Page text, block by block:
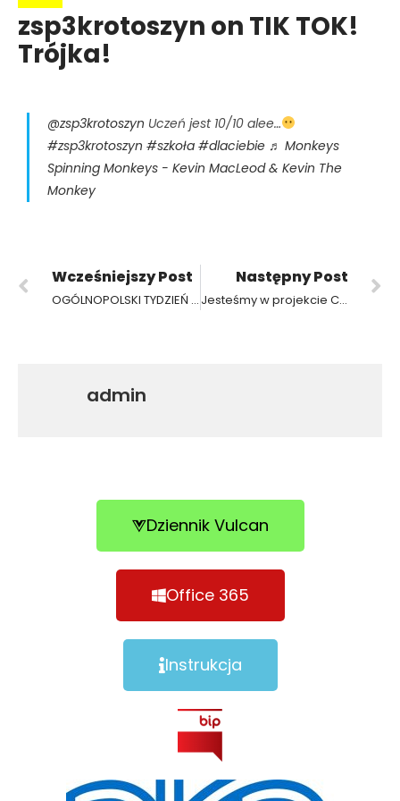
zsp3krotoszyn on TIK TOK!
Trójka!
@zsp3krotoszyn Uczeń jest 10/10 alee…
#zsp3krotoszyn #szkoła #dlaciebie ♬ Monkeys
Spinning Monkeys - Kevin MacLeod & Kevin The
Monkey
Wcześniejszy Post
OGÓLNOPOLSKI TYDZIEŃ KARIER 2022
Następny Post
Jesteśmy w projekcie Centrum Mistrzostwa Informatycznego.
admin
Dziennik Vulcan
Office 365
Instrukcja